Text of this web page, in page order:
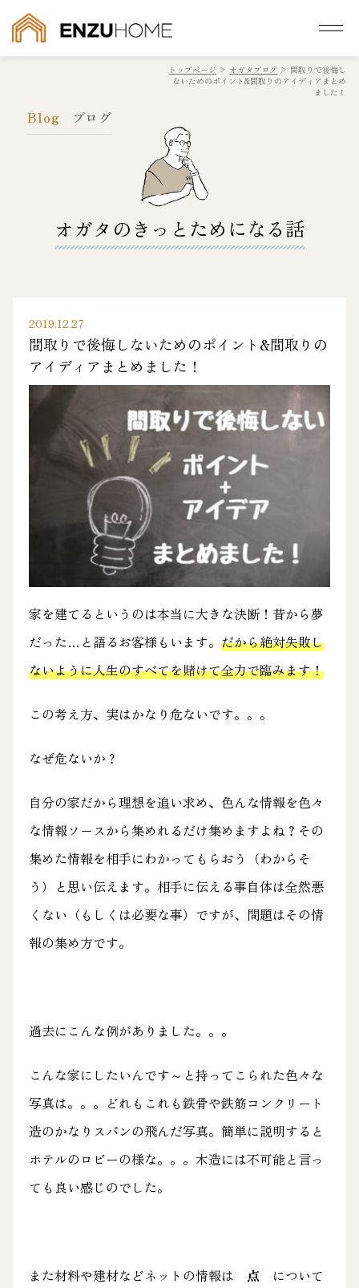
トップページ > オガタブログ > 間取りで後悔し
ないためのポイント&間取りのアイディアまとめ
ました！
Blog ブログ
オガタのきっとためになる話
2019.12.27
間取りで後悔しないためのポイント&間取りの
アイディアまとめました！
家を建てるというのは本当に大きな決断！昔から夢
だった…と語るお客様もいます。 だから絶対失敗し
ないように人生のすべてを賭けて全力で臨みます！
この考え方、実はかなり危ないです。。。
なぜ危ないか？
自分の家だから理想を追い求め、色んな情報を色々
な情報ソースから集めれるだけ集めますよね？その
集めた情報を相手にわかってもらおう（わからそ
う）と思い伝えます。相手に伝える事自体は全然悪
くない（もしくは必要な事）ですが、問題はその情
報の集め方です。
過去にこんな例がありました。。。
こんな家にしたいんです～と持ってこられた色々な
写真は。。。どれもこれも鉄骨や鉄筋コンクリート
造のかなりスパンの飛んだ写真。簡単に説明すると
ホテルのロビーの様な。。。木造には不可能と言っ
ても良い感じのでした。
また材料や建材などネットの情報は 点について